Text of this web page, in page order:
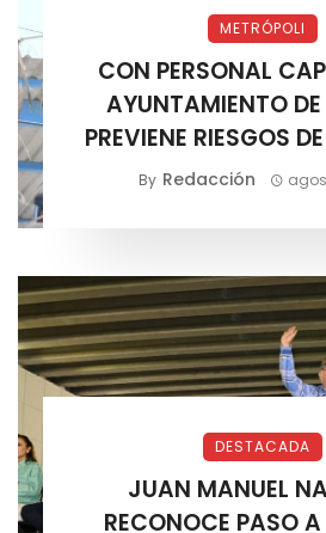
METRÓPOLI
CON PERSONAL
AYUNTAMIENTO DE
PREVIENE RIESGOS
By Redacción
DESTACADA
JUAN MANUEL
RECONOCE PASO A